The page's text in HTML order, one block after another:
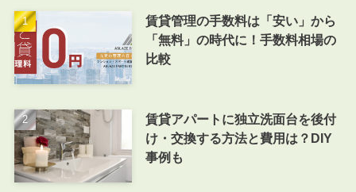
賃貸管理の手数料は「安い」から
「無料」の時代に！手数料相場の
比較
賃貸アパートに独立洗面台を後付
け・交換する方法と費用は？DIY
事例も